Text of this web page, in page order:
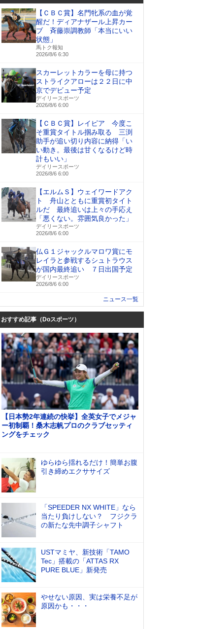
【ＣＢＣ賞】名門牝系の血が覚
醒だ！ディアナザール上昇カー
ブ 斉藤崇調教師「本当にいい
状態」
馬トク報知
2026/8/6 6:30
スカーレットカラーを母に持つ
ストライクアローは２２日に中
京でデビュー予定
デイリースポーツ
2026/8/6 6:00
【ＣＢＣ賞】レイピア 今度こ
そ重賞タイトル掴み取る 三渕
助手が追い切り内容に納得「い
い動き。最後は甘くなるけど時
計もいい」
デイリースポーツ
2026/8/6 6:00
【エルムＳ】ウェイワードアク
ト 舟山とともに重賞初タイト
ルだ 最終追いは上々の手応え
「悪くない。雰囲気良かった」
デイリースポーツ
2026/8/6 6:00
仏Ｇ１ジャックルマロワ賞にモ
レイラと参戦するシュトラウス
が国内最終追い ７日出国予定
デイリースポーツ
2026/8/6 6:00
ニュース一覧
おすすめ記事（Doスポーツ）
【日本勢2年連続の快挙】全英女子でメジャ
ー初制覇！桑木志帆プロのクラブセッティ
ングをチェック
ゆらゆら揺れるだけ！簡単お腹
引き締めエクササイズ
「SPEEDER NX WHITE」なら
当たり負けしない？ フジクラ
の新たな先中調子シャフト
USTマミヤ、新技術「TAMO
Tec」搭載の「ATTAS RX
PURE BLUE」新発売
やせない原因、実は栄養不足が
原因かも・・・